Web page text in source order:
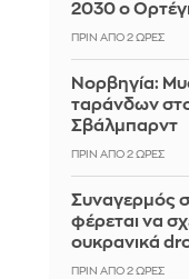
2030 ο
ΠΡΙΝ ΑΠΌ 2 ΏΡΕΣ
Νορβηγία:
ταράνδων
Σβάλμπαρντ
ΠΡΙΝ ΑΠΌ 2 ΏΡΕΣ
Συναγερμός
φέρεται να
ουκρανικά
ΠΡΙΝ ΑΠΌ 2 ΏΡΕΣ